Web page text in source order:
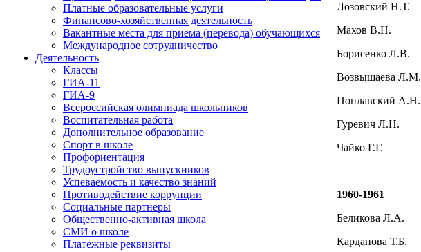
Платные образовательные услуги
Финансово-хозяйственная деятельность
Вакантные места для приема (перевода) обучающихся
Международное сотрудничество
Деятельность
Классы
ГИА-11
ГИА-9
Всероссийская олимпиада школьников
Воспитательная работа
Дополнительное образование
Спорт в школе
Профориентация
Трудоустройство выпускников
Успеваемость и качество знаний
Противодействие коррупции
Социальные партнеры
Общественно-активная школа
СМИ о школе
Платежные реквизиты
Лозовский Н.Т.
Махов В.Н.
Борисенко Л.В.
Возвышаева Л.М.
Поплавский А.Н.
Гуревич Л.Н.
Чайко Г.Г.
1960-1961
Беликова Л.А.
Карданова Т.Б.